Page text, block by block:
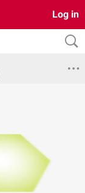
Log in